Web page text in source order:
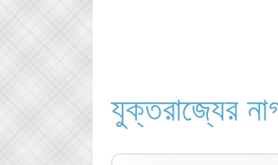
যুক্তরাজ্যের